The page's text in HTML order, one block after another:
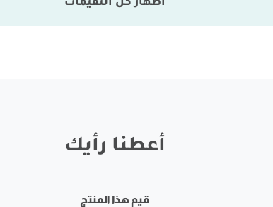
اظهار كل التقيمات
أعطنا رأيك
قيم هذا المنتج